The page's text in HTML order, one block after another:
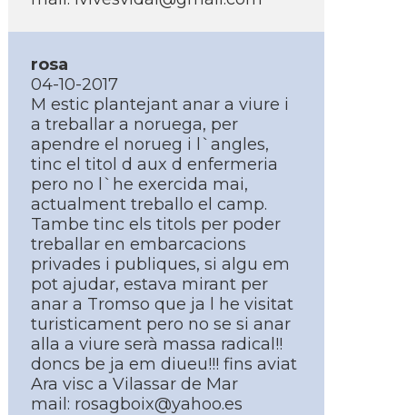
rosa
04-10-2017
M estic plantejant anar a viure i
a treballar a noruega, per
apendre el norueg i l`angles,
tinc el titol d aux d enfermeria
pero no l`he exercida mai,
actualment treballo el camp.
Tambe tinc els titols per poder
treballar en embarcacions
privades i publiques, si algu em
pot ajudar, estava mirant per
anar a Tromso que ja l he visitat
turisticament pero no se si anar
alla a viure serà massa radical!!
doncs be ja em diueu!!! fins aviat
Ara visc a Vilassar de Mar
mail: rosagboix@yahoo.es